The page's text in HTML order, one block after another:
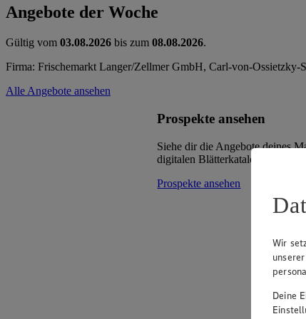
Angebote der Woche
Gültig vom 03.08.2026 bis zum 08.08.2026.
Firma: Frischemarkt Langer/Zellmer GmbH, Carl-von-Ossietzky-
Alle Angebote ansehen
Prospekte ansehen
Siehe dir die Angebote deines
digitalen Blätterkatalog an.
Prospekte ansehen
Wir
Deine